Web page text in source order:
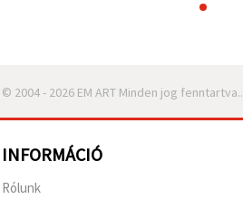
© 2004 - 2026 EM ART Minden jog fenntartva..
INFORMÁCIÓ
Rólunk